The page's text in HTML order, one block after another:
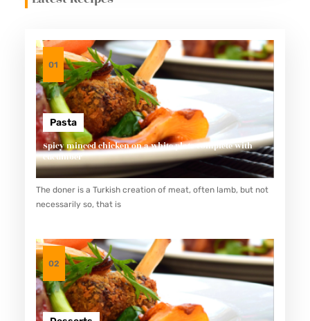
T
O
P
A
T
H
I
E
E
F
E
T
S
S
E
01
Pasta
Spicy minced chicken on a white plate complete with
cucumber
The doner is a Turkish creation of meat, often lamb, but not
necessarily so, that is
02